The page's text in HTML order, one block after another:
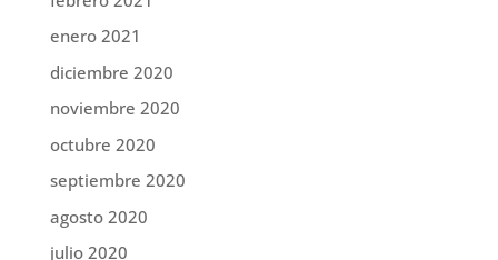
enero 2021
diciembre 2020
noviembre 2020
octubre 2020
septiembre 2020
agosto 2020
julio 2020